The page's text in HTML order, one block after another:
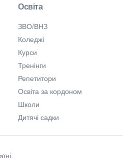
Освіта
ЗВО/ВНЗ
Коледжі
Курси
Тренінги
Репетитори
Освіта за кордоном
Школи
Дитячі садки